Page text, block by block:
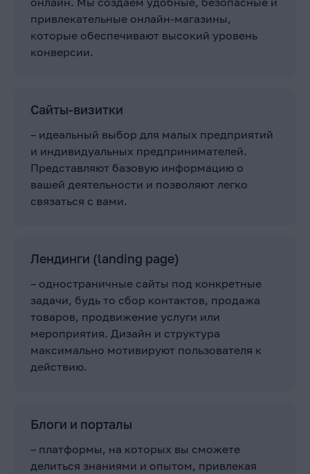
привлекательные онлайн-магазины,
которые обеспечивают высокий уровень
конверсии.
Сайты-визитки
– идеальный выбор для малых предприятий
и индивидуальных предпринимателей.
Представляют базовую информацию о
вашей деятельности и позволяют легко
связаться с вами.
Лендинги (landing page)
– одностраничные сайты под конкретные
задачи, будь то сбор контактов, продажа
товаров, продвижение услуги или
мероприятия. Дизайн и структура
максимально мотивируют пользователя к
действию.
Блоги и порталы
– платформы, на которых вы сможете
делиться знаниями и опытом, привлекая